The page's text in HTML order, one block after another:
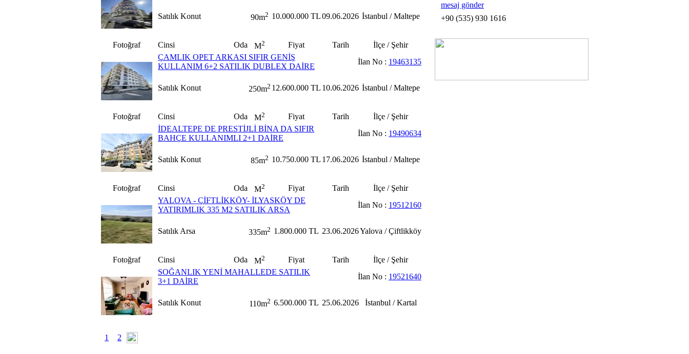
Satılık Konut 90m2 10.000.000 TL09.06.2026 İstanbul / Maltepe
Fotoğraf Cinsi Oda M2 Fiyat Tarih
İlçe / Şehir
ÇAMLIK OPET ARKASI SIFIR GENİŞ
KULLANIM 6+2 SATILIK DUBLEX DAİRE
İlan No : 19463135
Satılık Konut 250m2 12.600.000 TL 10.06.2026 İstanbul / Maltepe
Fotoğraf Cinsi Oda M2 Fiyat Tarih
İlçe / Şehir
İDEALTEPE DE PRESTİJLİ BİNA DA SIFIR
BAHÇE KULLANIMLI 2+1 DAİRE
İlan No : 19490634
Satılık Konut 85m2 10.750.000 TL 17.06.2026 İstanbul / Maltepe
Fotoğraf Cinsi Oda M2 Fiyat Tarih
İlçe / Şehir
YALOVA - ÇİFTLİKKÖY- İLYASKÖY DE
YATIRIMLIK 335 M2 SATILIK ARSA
İlan No : 19512160
Satılık Arsa 335m2 1.800.000 TL 23.06.2026Yalova / Çiftlikköy
Fotoğraf Cinsi Oda M2 Fiyat Tarih
İlçe / Şehir
SOĞANLIK YENİ MAHALLEDE SATILIK
3+1 DAİRE
İlan No : 19521640
Satılık Konut 110m2 6.500.000 TL 25.06.2026 İstanbul / Kartal
1 2
mesaj gönder
+90 (535) 930 1616